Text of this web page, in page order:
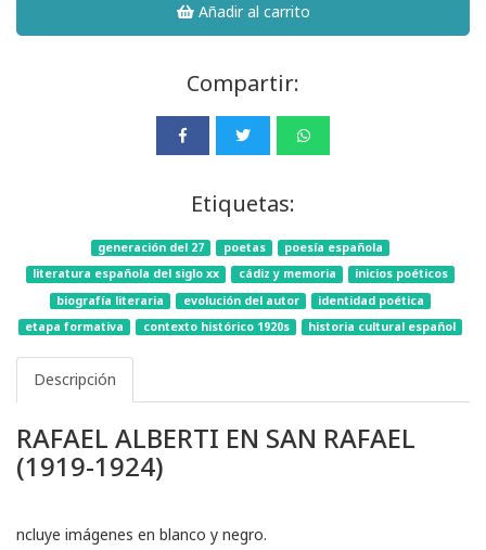
Añadir al carrito
Compartir:
Etiquetas:
generación del 27 poetas
poesía española
literatura española del siglo xx
cádiz y memoria
inicios poéticos
biografía literaria
evolución del autor
identidad poética
etapa formativa
contexto histórico 1920s historia cultural español
Descripción
RAFAEL ALBERTI EN SAN RAFAEL
(1919-1924)
ncluye imágenes en blanco y negro.